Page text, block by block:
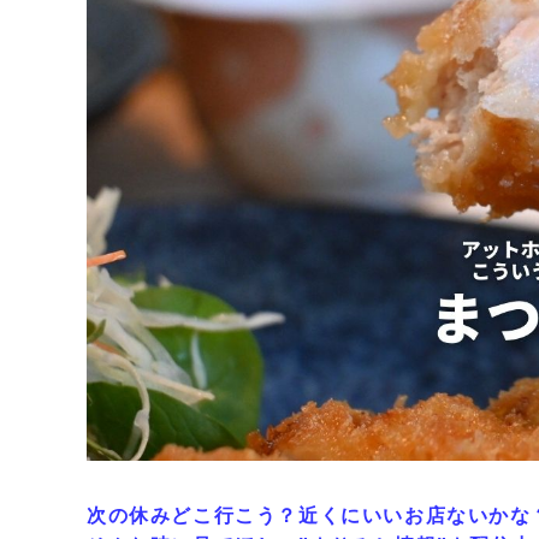
次の休みどこ行こう？近くにいいお店ないかな